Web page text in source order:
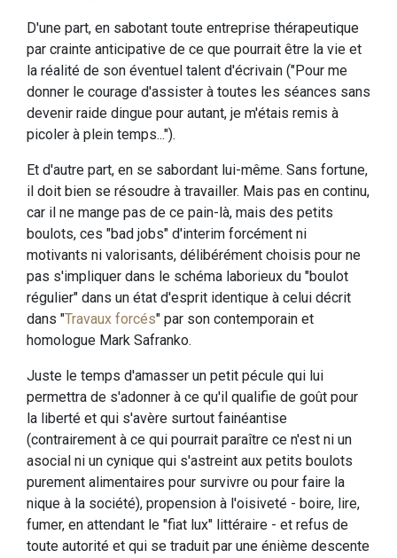
D'une part, en sabotant toute entreprise thérapeutique
par crainte anticipative de ce que pourrait être la vie et
la réalité de son éventuel talent d'écrivain ("Pour me
donner le courage d'assister à toutes les séances sans
devenir raide dingue pour autant, je m'étais remis à
picoler à plein temps...").
Et d'autre part, en se sabordant lui-même. Sans fortune,
il doit bien se résoudre à travailler. Mais pas en continu,
car il ne mange pas de ce pain-là, mais des petits
boulots, ces "bad jobs" d'interim forcément ni
motivants ni valorisants, délibérément choisis pour ne
pas s'impliquer dans le schéma laborieux du "boulot
régulier" dans un état d'esprit identique à celui décrit
dans "Travaux forcés" par son contemporain et
homologue Mark Safranko.
Juste le temps d'amasser un petit pécule qui lui
permettra de s'adonner à ce qu'il qualifie de goût pour
la liberté et qui s'avère surtout fainéantise
(contrairement à ce qui pourrait paraître ce n'est ni un
asocial ni un cynique qui s'astreint aux petits boulots
purement alimentaires pour survivre ou pour faire la
nique à la société), propension à l'oisiveté - boire, lire,
fumer, en attendant le "fiat lux" littéraire - et refus de
toute autorité et qui se traduit par une énième descente